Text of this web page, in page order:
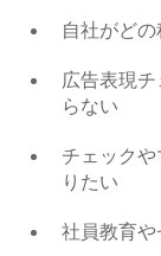
自社がど
広告表現
らない
チェックや
りたい
社員教育